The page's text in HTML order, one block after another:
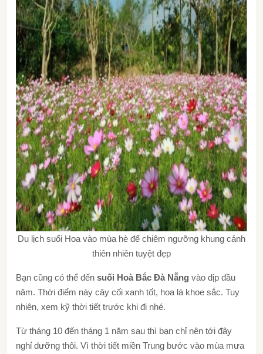
Du lịch suối Hoa vào mùa hè để chiêm ngưỡng khung cảnh
thiên nhiên tuyệt đẹp
Bạn cũng có thể đến suối Hoà Bắc Đà Nẵng vào dịp đầu
năm. Thời điểm này cây cối xanh tốt, hoa lá khoe sắc. Tuy
nhiên, xem kỹ thời tiết trước khi đi nhé.
Từ tháng 10 đến tháng 1 năm sau thì bạn chỉ nên tới đây
nghỉ dưỡng thôi. Vì thời tiết miền Trung bước vào mùa mưa